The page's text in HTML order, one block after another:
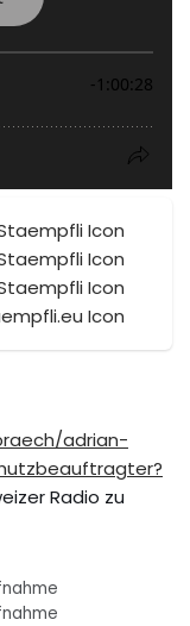
adrian-
Radio zu